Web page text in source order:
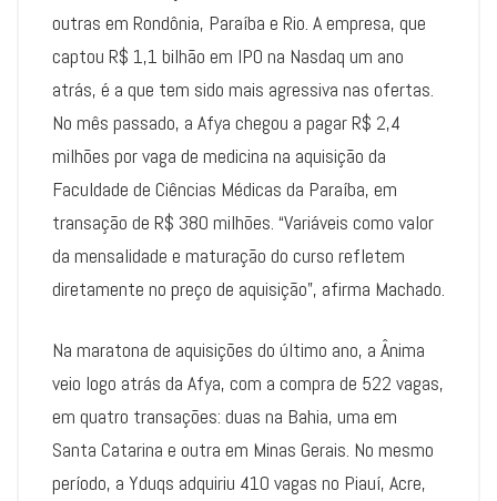
outras em Rondônia, Paraíba e Rio. A empresa, que
captou R$ 1,1 bilhão em IPO na Nasdaq um ano
atrás, é a que tem sido mais agressiva nas ofertas.
No mês passado, a Afya chegou a pagar R$ 2,4
milhões por vaga de medicina na aquisição da
Faculdade de Ciências Médicas da Paraíba, em
transação de R$ 380 milhões. “Variáveis como valor
da mensalidade e maturação do curso refletem
diretamente no preço de aquisição”, afirma Machado.
Na maratona de aquisições do último ano, a Ânima
veio logo atrás da Afya, com a compra de 522 vagas,
em quatro transações: duas na Bahia, uma em
Santa Catarina e outra em Minas Gerais. No mesmo
período, a Yduqs adquiriu 410 vagas no Piauí, Acre,